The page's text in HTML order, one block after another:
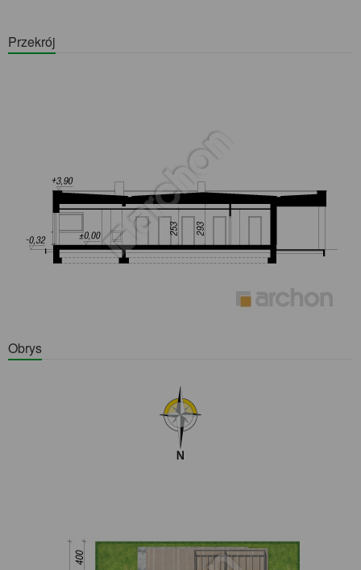
Przekrój
Obrys